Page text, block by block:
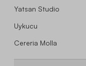
Yatsan Studio
Uykucu
Cereria Molla